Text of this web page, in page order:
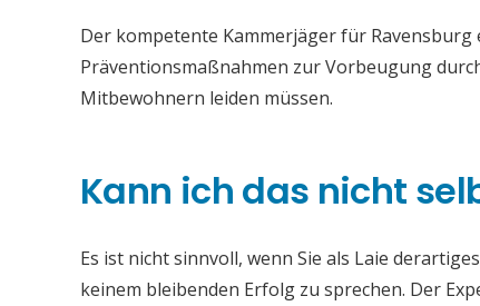
Der kompetente Kammerjäger für
Präventionsmaßnahmen zur Vorbeugung
Mitbewohnern leiden müssen.
Kann ich das nicht
Es ist nicht sinnvoll, wenn Sie als Laie
keinem bleibenden Erfolg zu sprechen. Der